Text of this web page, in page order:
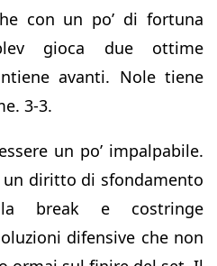
con un po’ di fortuna
gioca due ottime
avanti. Nole tiene
3-3.
un po’ impalpabile.
diritto di sfondamento
break e costringe
difensive che non